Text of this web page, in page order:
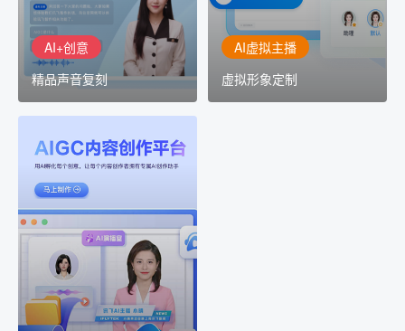
AI+创意
精品声音复刻
AI虚拟主播
虚拟形象定制
AIGC平台
用AI孵化每个创意
讯飞AIGC平台：让每个创
作者都拥有自己的专注AI
创作助手